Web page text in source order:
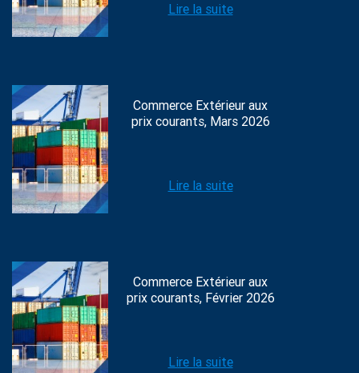
Lire la suite
Commerce Extérieur aux
prix courants, Mars 2026
Lire la suite
Commerce Extérieur aux
prix courants, Février 2026
Lire la suite